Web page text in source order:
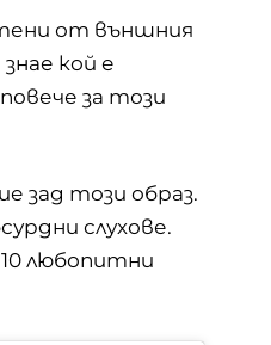
от външния
кой е
за този
зад този образ.
слухове.
любопитни